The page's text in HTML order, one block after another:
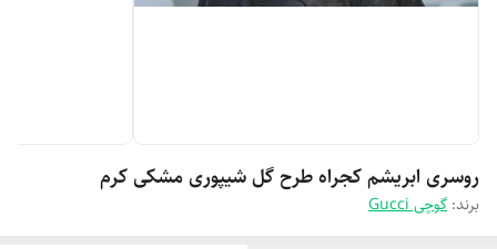
روسری ابریشم کجراه طرح گل شیپوری مشکی کرم
برند: گوچی Gucci